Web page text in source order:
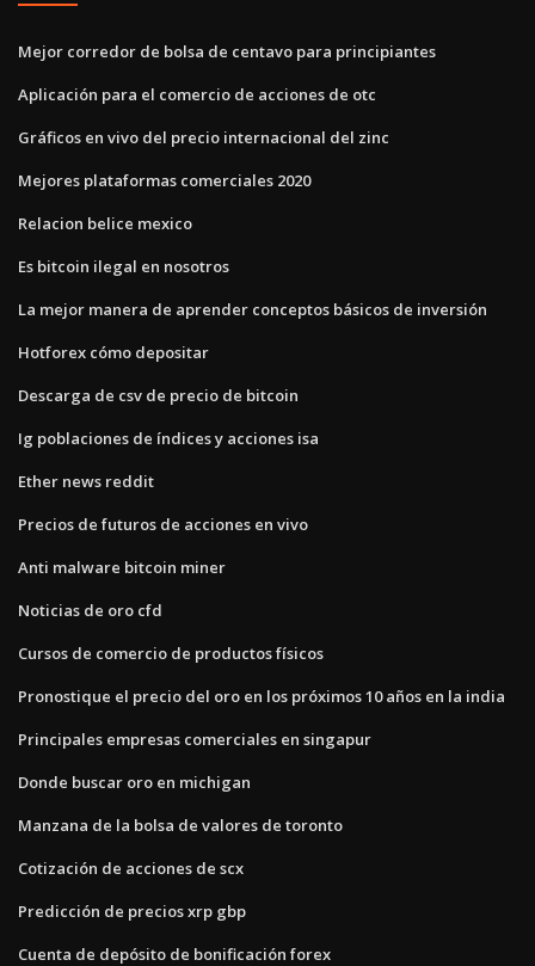
Mejor corredor de bolsa de centavo para principiantes
Aplicación para el comercio de acciones de otc
Gráficos en vivo del precio internacional del zinc
Mejores plataformas comerciales 2020
Relacion belice mexico
Es bitcoin ilegal en nosotros
La mejor manera de aprender conceptos básicos de inversión
Hotforex cómo depositar
Descarga de csv de precio de bitcoin
Ig poblaciones de índices y acciones isa
Ether news reddit
Precios de futuros de acciones en vivo
Anti malware bitcoin miner
Noticias de oro cfd
Cursos de comercio de productos físicos
Pronostique el precio del oro en los próximos 10 años en la india
Principales empresas comerciales en singapur
Donde buscar oro en michigan
Manzana de la bolsa de valores de toronto
Cotización de acciones de scx
Predicción de precios xrp gbp
Cuenta de depósito de bonificación forex